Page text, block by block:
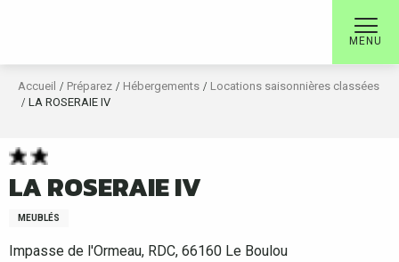
MENU
Accueil Préparez Hébergements
Locations saisonnières classées
LA ROSERAIE IV
LA ROSERAIE IV
MEUBLÉS
Impasse de l'Ormeau, RDC, 66160 Le Boulou